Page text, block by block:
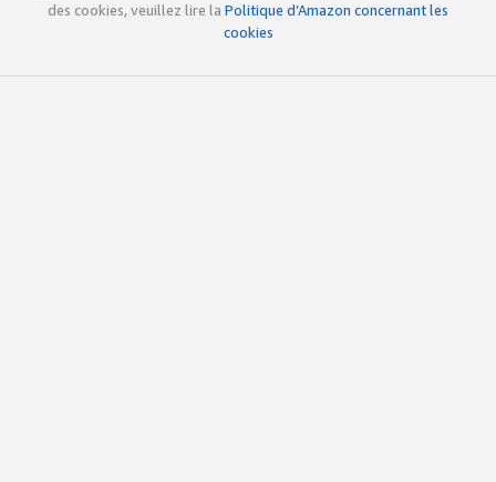
des cookies, veuillez lire la Politique d’Amazon concernant les
cookies